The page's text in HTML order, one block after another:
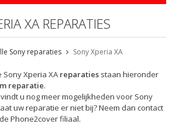
XA REPARATIES
Sony reparaties Sony Xperia XA
Xperia XA reparatiesstaan hieronder
reparatie.
u nog meer mogelijkheden voor Sony
uw reparatie er niet bij? Neem dan contact
Phone2cover filiaal.